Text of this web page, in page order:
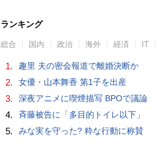
ランキング
総合 国内 政治 海外 経済 IT
1. 趣里 夫の密会報道で離婚決断か
2. 女優・山本舞香 第1子を出産
3. 深夜アニメに喫煙描写 BPOで議論
4. 斉藤被告に「多目的トイレ以下」
5. みな実を守った? 粋な行動に称賛